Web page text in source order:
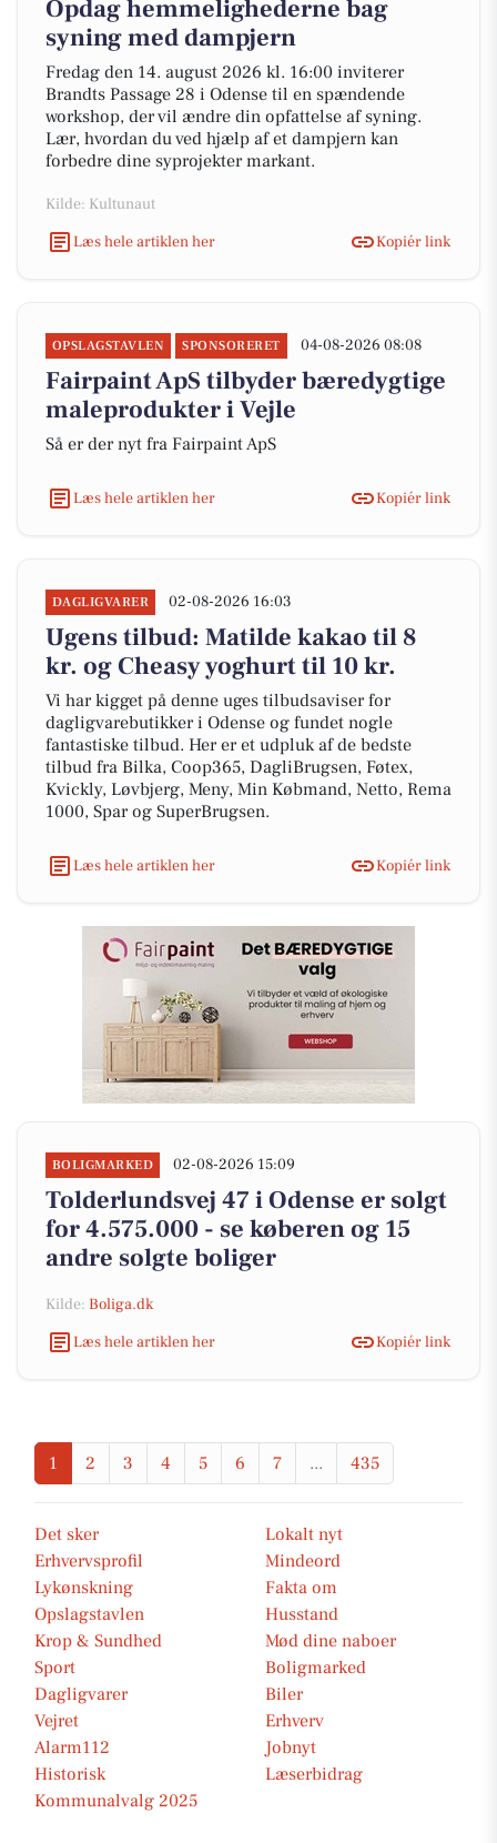
Opdag hemmelighederne bag
syning med dampjern
Fredag den 14. august 2026 kl. 16:00 inviterer
Brandts Passage 28 i Odense til en spændende
workshop, der vil ændre din opfattelse af syning.
Lær, hvordan du ved hjælp af et dampjern kan
forbedre dine syprojekter markant.
Kilde: Kultunaut
Læs hele artiklen her
Kopiér link
OPSLAGSTAVLEN SPONSORERET 04-08-2026 08:08
Fairpaint ApS tilbyder bæredygtige
maleprodukter i Vejle
Så er der nyt fra Fairpaint ApS
Læs hele artiklen her Kopiér link
DAGLIGVARER 02-08-2026 16:03
Ugens tilbud: Matilde kakao til 8
kr. og Cheasy yoghurt til 10 kr.
Vi har kigget på denne uges tilbudsaviser for
dagligvarebutikker i Odense og fundet nogle
fantastiske tilbud. Her er et udpluk af de bedste
tilbud fra Bilka, Coop365, DagliBrugsen, Føtex,
Kvickly, Løvbjerg, Meny, Min Købmand, Netto, Rema
1000, Spar og SuperBrugsen.
Læs hele artiklen her Kopiér link
BOLIGMARKED 02-08-2026 15:09
Tolderlundsvej 47 i Odense er solgt
for 4.575.000 - se køberen og 15
andre solgte boliger
Kilde: Boliga.dk
Læs hele artiklen her
Kopiér link
1 2 3 4 5 6 7 ... 435
Det sker
Lokalt nyt
Erhvervsprofil
Mindeord
Lykønskning
Fakta om
Opslagstavlen
Husstand
Krop & Sundhed
Mød dine naboer
Sport
Boligmarked
Dagligvarer
Biler
Vejret
Erhverv
Alarm112
Jobnyt
Historisk
Læserbidrag
Kommunalvalg 2025